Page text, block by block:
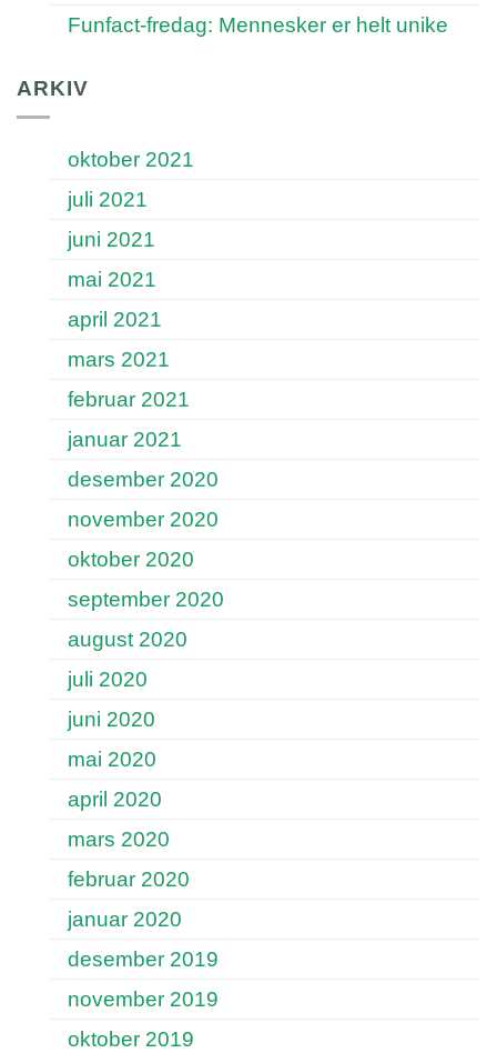
Funfact-fredag: Mennesker er helt unike
ARKIV
oktober 2021
juli 2021
juni 2021
mai 2021
april 2021
mars 2021
februar 2021
januar 2021
desember 2020
november 2020
oktober 2020
september 2020
august 2020
juli 2020
juni 2020
mai 2020
april 2020
mars 2020
februar 2020
januar 2020
desember 2019
november 2019
oktober 2019